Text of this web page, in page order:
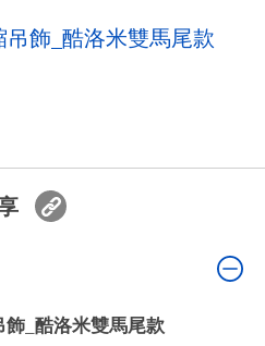
飾_酷洛米雙馬尾款
_酷洛米雙馬尾款